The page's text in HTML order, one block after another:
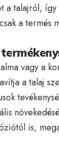
a talajról,
a
vagy a
a talaj
is,